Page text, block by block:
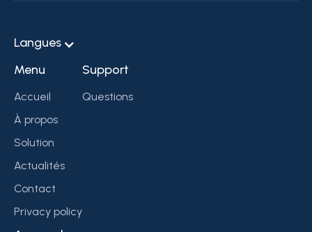
Menu
Accueil
À propos
Solution
Actualités
Contact
Privacy policy
Support
Questions
Langues